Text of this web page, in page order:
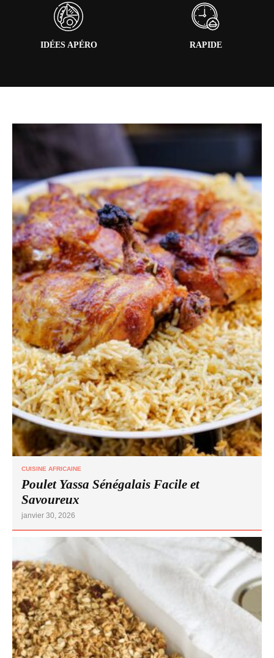
IDÉES APÉRO RAPIDE
CUISINE AFRICAINE
Poulet Yassa Sénégalais Facile et
Savoureux
janvier 30, 2026